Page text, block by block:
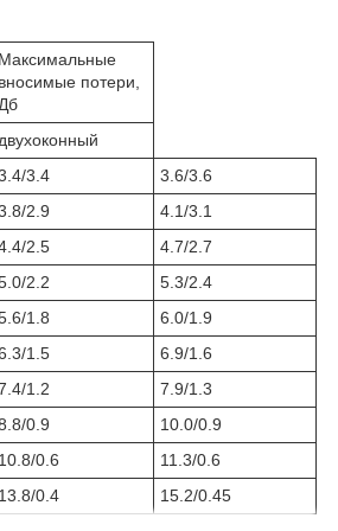
Максимальные
вносимые потери,
Дб
двухоконный
3.4
3.6/3.6
2.9
4.1/3.1
2.5
4.7/2.7
2.2
5.3/2.4
1.8
6.0/1.9
1.5
6.9/1.6
1.2
7.9/1.3
0.9
10.0/0.9
10.8/0.6
11.3/0.6
13.8/0.4 15.2/0.45